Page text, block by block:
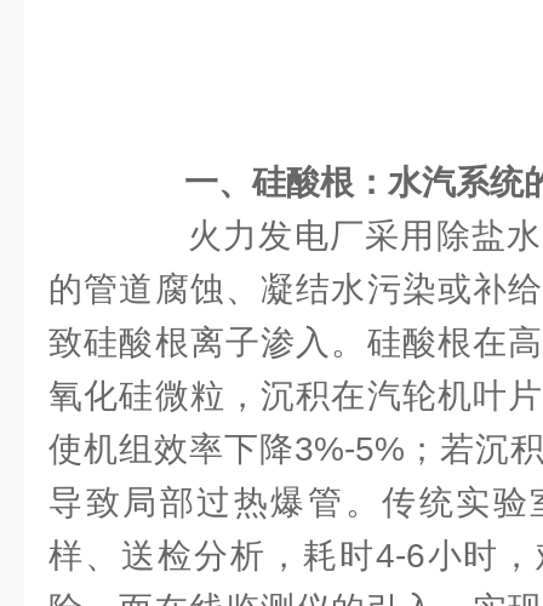
一、硅酸根：水汽系统
火力发电厂采用除盐水
的管道腐蚀、凝结水污染或补
致硅酸根离子渗入。硅酸根在
氧化硅微粒，沉积在汽轮机叶
使机组效率下降3%-5%；若沉
导致局部过热爆管。传统实
样、送检分析，耗时4-6小时